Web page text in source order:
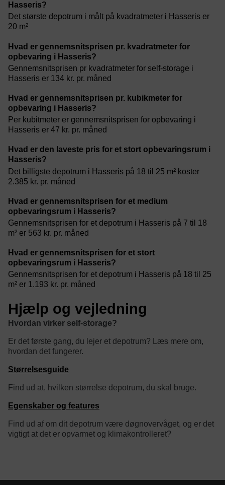
Hasseris?
Det største depotrum i målt på kvadratmeter i Hasseris er
20 m²
Hvad er gennemsnitsprisen pr. kvadratmeter for
opbevaring i Hasseris?
Gennemsnitsprisen pr kvadratmeter for self-storage i
Hasseris er 134 kr. pr. måned
Hvad er gennemsnitsprisen pr. kubikmeter for
opbevaring i Hasseris?
Per kubitmeter er gennemsnitsprisen for opbevaring i
Hasseris er 47 kr. pr. måned
Hvad er den laveste pris for et stort opbevaringsrum i
Hasseris?
Det billigste depotrum i Hasseris på 18 til 25 m² koster
2.385 kr. pr. måned
Hvad er gennemsnitsprisen for et medium
opbevaringsrum i Hasseris?
Gennemsnitsprisen for et depotrum i Hasseris på 7 til 18
m² er 563 kr. pr. måned
Hvad er gennemsnitsprisen for et stort
opbevaringsrum i Hasseris?
Gennemsnitsprisen for et depotrum i Hasseris på 18 til 25
m² er 1.193 kr. pr. måned
Hjælp og vejledning
Hvordan virker self-storage?
Er det første gang, du lejer et depotrum? Læs mere om,
hvordan det fungerer.
Størrelsesguide
Find ud at, hvilken størrelse depotrum, du skal bruge.
Egenskaber og features
Find ud af om dit depotrum være døgnovervåget, og er det
vigtigt at det er opvarmet og klimakontrolleret?